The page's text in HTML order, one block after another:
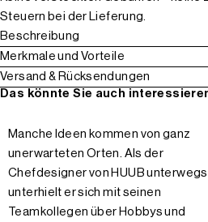
Steuern bei der Lieferung.
Beschreibung
Merkmale und Vorteile
Versand & Rücksendungen
Das könnte Sie auch
Manche Ideen kommen von ganz
unerwarteten Orten. Als der
Chefdesigner von HUUB unterwegs
unterhielt er sich mit seinen
Teamkollegen über Hobbys und